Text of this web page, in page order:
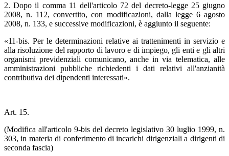
2. Dopo il comma 11 dell'articolo 72 del decreto-legge 25 giugno
2008, n. 112, convertito, con modificazioni, dalla legge 6 agosto
2008, n. 133, e successive modificazioni, è aggiunto il seguente:
«11-bis. Per le determinazioni relative ai trattenimenti in servizio e
alla risoluzione del rapporto di lavoro e di impiego, gli enti e gli altri
organismi previdenziali comunicano, anche in via telematica, alle
amministrazioni pubbliche richiedenti i dati relativi all'anzianità
contributiva dei dipendenti interessati».
Art. 15.
(Modifica all'articolo 9-bis del decreto legislativo 30 luglio 1999, n.
303, in materia di conferimento di incarichi dirigenziali a dirigenti di
seconda fascia)